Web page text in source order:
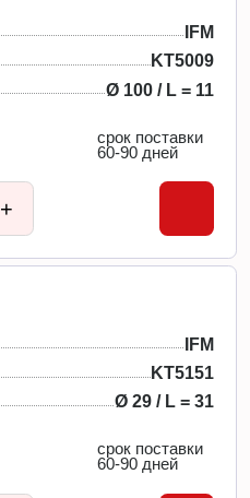
IFM
KT5009
Ø 100 / L = 11
срок поставки
60-90 дней
+
IFM
KT5151
Ø 29 / L = 31
срок поставки
60-90 дней